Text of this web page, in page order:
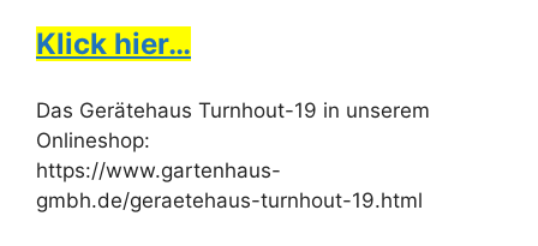
Klick hier…
Das Gerätehaus Turnhout-19 in unserem
Onlineshop:
https://www.gartenhaus-
gmbh.de/geraetehaus-turnhout-19.html